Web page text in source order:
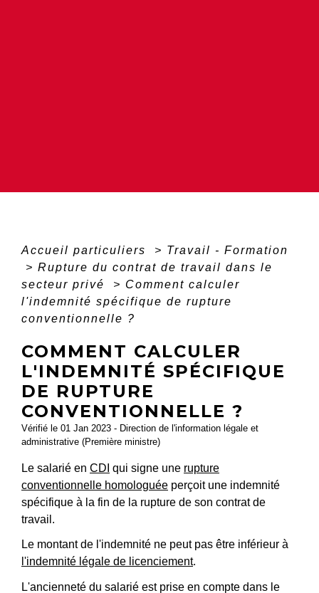
Accueil particuliers > Travail - Formation
> Rupture du contrat de travail dans le
secteur privé
> Comment calculer
l'indemnité spécifique de rupture
conventionnelle ?
COMMENT CALCULER
L'INDEMNITÉ SPÉCIFIQUE
DE RUPTURE
CONVENTIONNELLE ?
Vérifié le 01 Jan 2023 - Direction de l'information légale et
administrative (Première ministre)
Le salarié en CDI qui signe une rupture
conventionnelle homologuée perçoit une indemnité
spécifique à la fin de la rupture de son contrat de
travail.
Le montant de l'indemnité ne peut pas être inférieur à
l'indemnité légale de licenciement.
L'ancienneté du salarié est prise en compte dans le